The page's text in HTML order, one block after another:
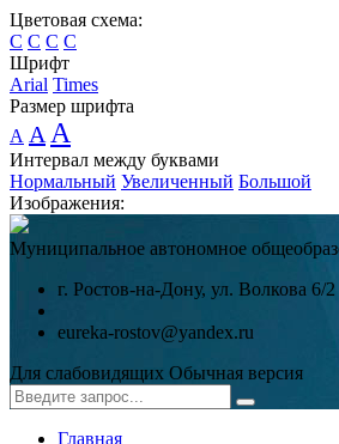
Цветовая схема:
C C C C
Шрифт
Arial Times
Размер шрифта
A A A
Интервал между буквами
Нормальный Увеличенный Большой
Изображения:
Муниципальное автономное
г. Ростов-на-Дону, ул. Волкова 6/2
eureka-rostov@yandex.ru
Для слабовидящих Обычная версия
Главная